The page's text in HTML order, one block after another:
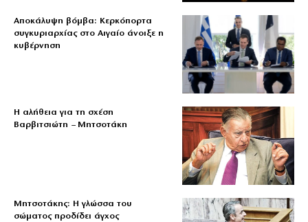
Αποκάλυψη βόμβα: Κερκόπορτα
συγκυριαρχίας στο Αιγαίο άνοιξε η
κυβέρνηση
Η αλήθεια για τη σχέση
Βαρβιτσιώτη – Μητσοτάκη
Μητσοτάκης: Η γλώσσα του
σώματος προδίδει άγχος